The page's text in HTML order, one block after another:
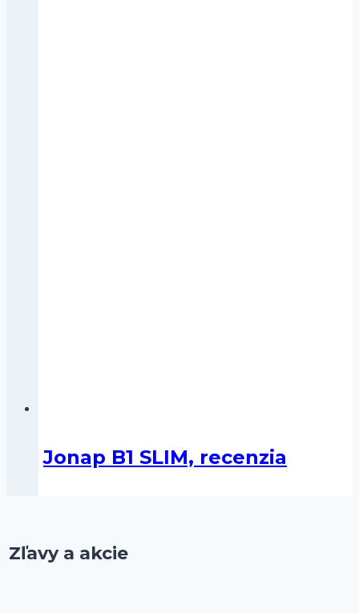
Jonap B1 SLIM, recenzia
Zľavy a akcie